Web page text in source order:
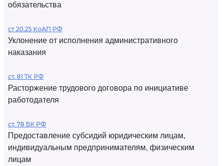
обязательства
ст 20.25 КоАП РФ
Уклонение от исполнения административного
наказания
ст. 81 ТК РФ
Расторжение трудового договора по инициативе
работодателя
ст. 78 БК РФ
Предоставление субсидий юридическим лицам,
индивидуальным предпринимателям, физическим
лицам